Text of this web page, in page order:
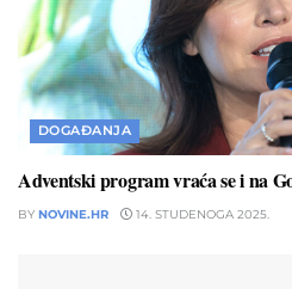
DOGAĐANJA
Adventski program vraća se i na
BY NOVINE.HR 14. STUDENOGA 2025.